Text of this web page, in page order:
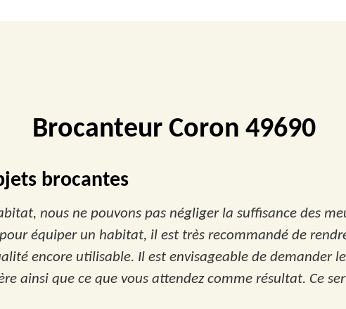
Brocanteur Coron 49690
brocantes
nous ne pouvons pas négliger la suffisance des
équiper un habitat, il est très recommandé de
encore utilisable. Il est envisageable de demander
ainsi que ce que vous attendez comme résultat. Ce